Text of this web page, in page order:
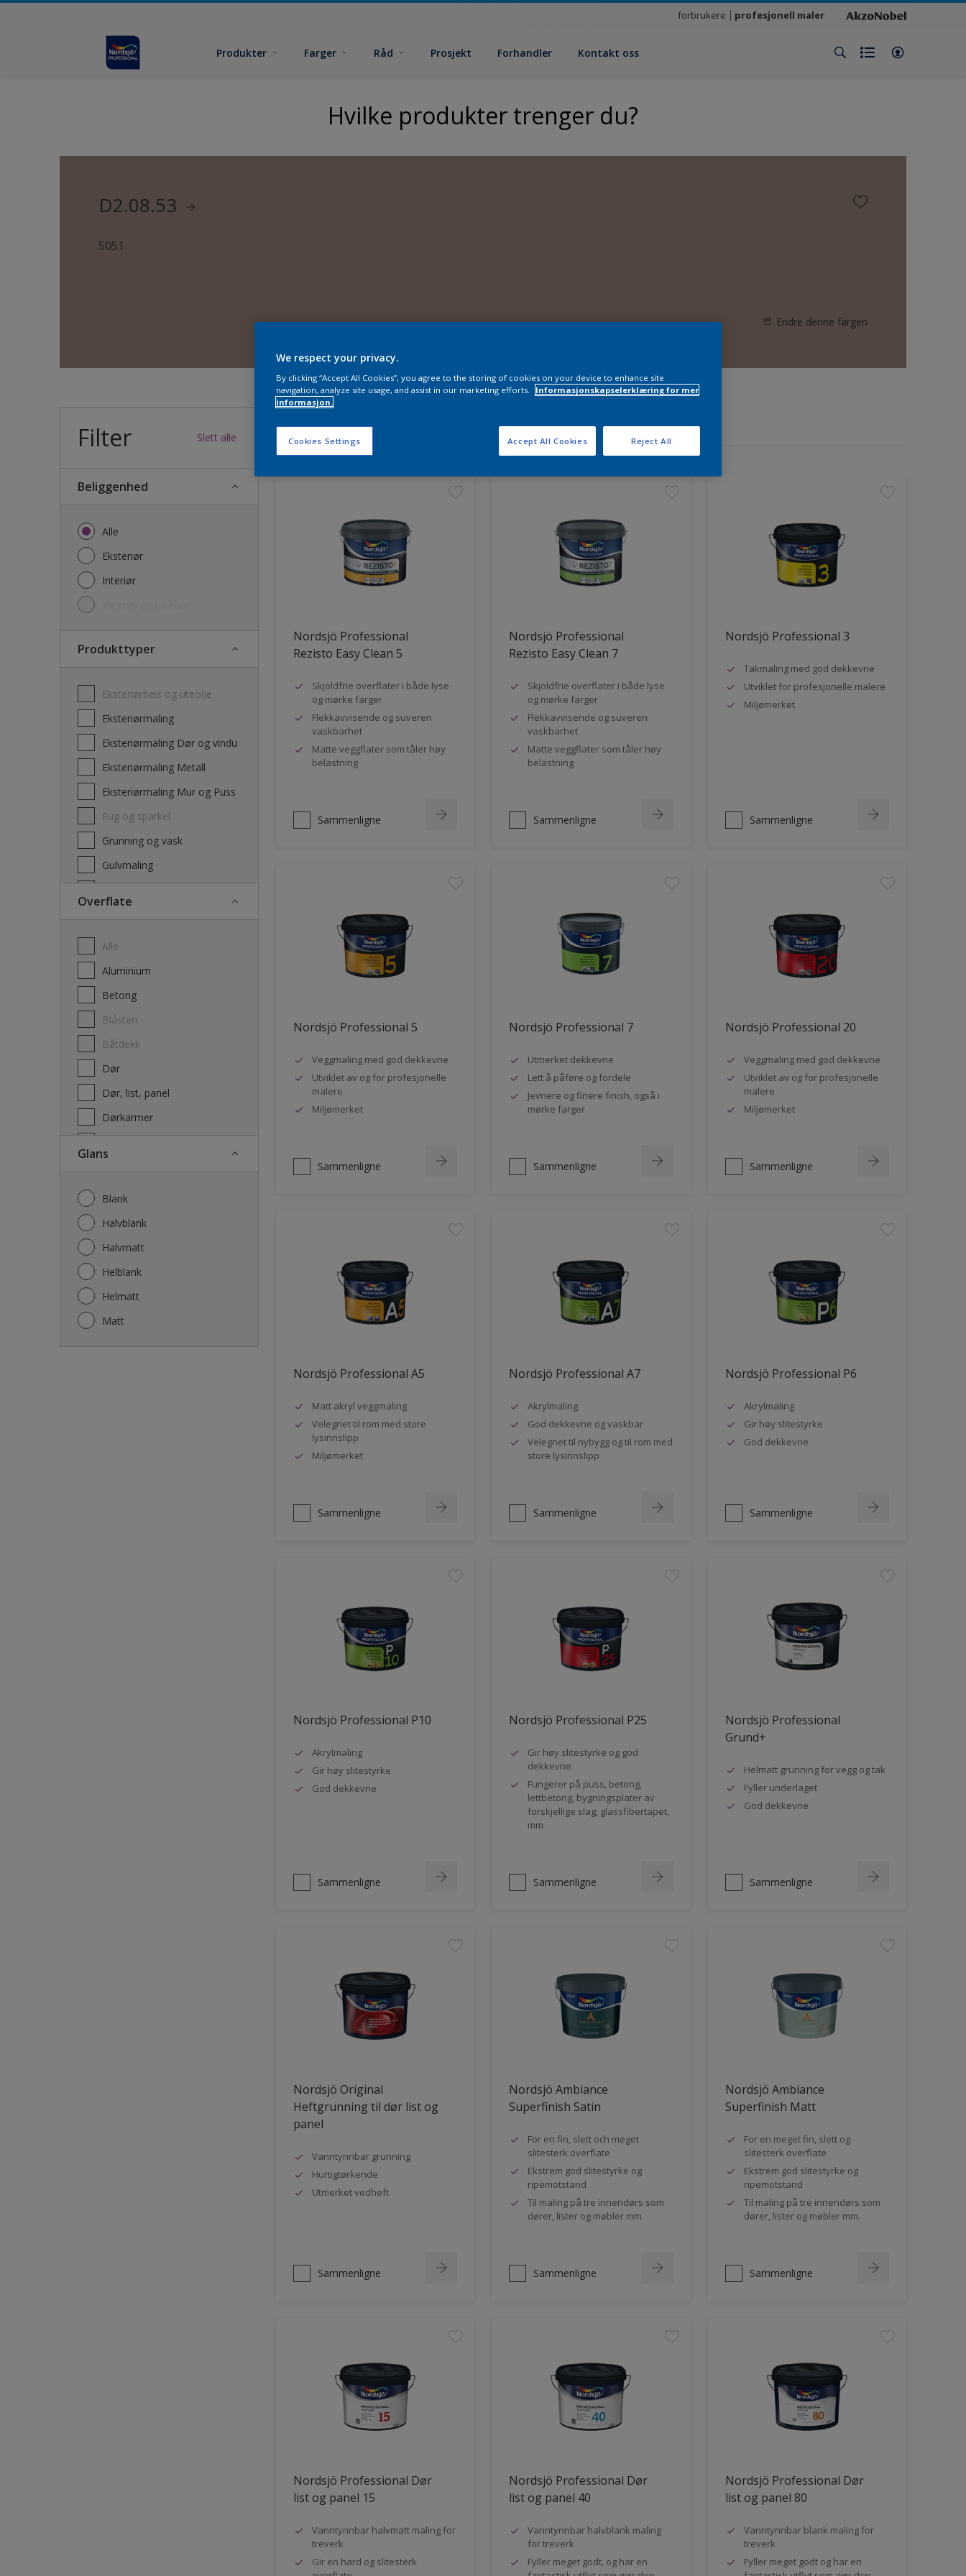
forbrukere profesjonell maler
Produkter Farger Råd Prosjekt Forhandler Kontakt oss
Hvilke produkter trenger du?
D2.08.53
5051
Endre denne fargen
Filter Slett alle
Beliggenhed
Alle
Eksteriør
Interiør
Produkttyper
Eksteriørbeis og uteolje
Eksteriørmaling
Eksteriørmaling Dør og vindu
Eksteriørmaling Metall
Eksteriørmaling Mur og Puss
Fug og sparkel
Grunning og vask
Gulvmaling
Overflate
Alle
Aluminium
Betong
Blåsten
Båtdekk
Dør
Dør, list, panel
Dørkarmer
Glans
Blank
Halvblank
Halvmatt
Helblank
Helmatt
Matt
36produkter funnet
Nordsjö Professional
Rezisto Easy Clean 5
Skjoldfrie overflater i både lyse
og mørke farger
Flekkavvisende og suveren
vaskbarhet
Matte veggflater som tåler høy
belastning
Sammenligne
Nordsjö Professional
Rezisto Easy Clean 7
Skjoldfrie overflater i både lyse
og mørke farger
Flekkavvisende og suveren
vaskbarhet
Matte veggflater som tåler høy
belastning
Sammenligne
Nordsjö Professional 3
Takmaling med god dekkevne
Utviklet for profesjonelle malere
Miljømerket
Sammenligne
Nordsjö Professional 5
Veggmaling med god dekkevne
Utviklet av og for profesjonelle
malere
Miljømerket
Sammenligne
Nordsjö Professional 7
Utmerket dekkevne
Lett å påføre og fordele
Jevnere og finere finish, også i
mørke farger
Sammenligne
Nordsjö Professional 20
Veggmaling med god dekkevne
Utviklet av og for profesjonelle
malere
Miljømerket
Sammenligne
Nordsjö Professional A5
Matt akryl veggmaling
Velegnet til rom med store
lysinnslipp
Miljømerket
Sammenligne
Nordsjö Professional A7
Akrylmaling
God dekkevne og vaskbar
Velegnet til nybygg og til rom med
store lysinnslipp
Sammenligne
Nordsjö Professional P6
Akrylmaling
Gir høy slitestyrke
God dekkevne
Sammenligne
Nordsjö Professional P10
Akrylmaling
Gir høy slitestyrke
God dekkevne
Sammenligne
Nordsjö Professional P25
Gir høy slitestyrke og god
dekkevne
Fungerer på puss, betong,
lettbetong, bygningsplater av
forskjellige slag, glassfibertapet,
mm
Sammenligne
Nordsjö Professional
Grund+
Helmatt grunning for vegg og tak
Fyller underlaget
God dekkevne
Sammenligne
Nordsjö Original
Heftgrunning til dør list og
panel
Vanntynnbar grunning
Hurtigtørkende
Utmerket vedheft
Sammenligne
Nordsjö Ambiance
Superfinish Satin
For en fin, slett och meget
slitesterk overflate
Ekstrem god slitestyrke og
ripemotstand
Til maling på tre innendørs som
dører, lister og møbler mm.
Sammenligne
Nordsjö Ambiance
Superfinish Matt
For en meget fin, slett og
slitesterk overflate
Ekstrem god slitestyrke og
ripemotstand
Til maling på tre innendørs som
dører, lister og møbler mm.
Sammenligne
Nordsjö Professional Dør
list og panel 15
Vanntynnbar halvmatt maling for
treverk
Gir en hard og slitesterk
Nordsjö Professional Dør
list og panel 40
Vanntynnbar halvblank maling
for treverk
Fyller meget godt, og har en
Nordsjö Professional Dør
list og panel 80
Vanntynnbar blank maling for
treverk
Fyller meget godt og har en
We respect your privacy.
By clicking “Accept All Cookies”, you agree to the storing of cookies on your device to enhance site
navigation, analyze site usage, and assist in our marketing efforts.
Informasjonskapselerklæring for mer
informasjon.
Cookies Settings Reject All
Accept All Cookies